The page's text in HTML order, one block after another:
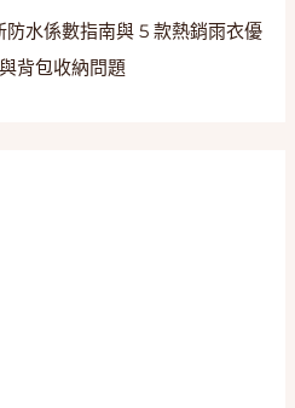
水係數指南與 5 款熱銷雨衣優
背包收納問題